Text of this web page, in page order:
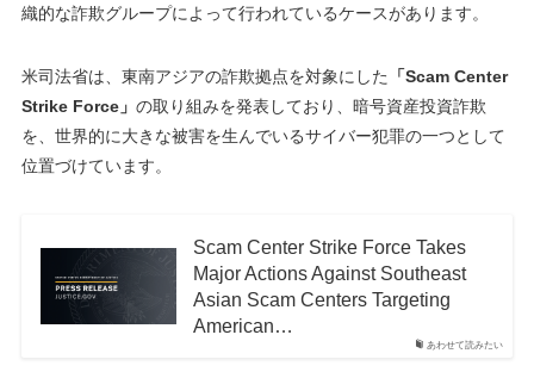
織的な詐欺グループによって行われているケースがあります。
米司法省は、東南アジアの詐欺拠点を対象にした
「Scam Center
Strike Force」 の取り組みを発表しており、暗号資産投資詐欺
を、世界的に大きな被害を生んでいるサイバー犯罪の一つとして
位置づけています。
あわせて読みたい
Scam Center Strike Force Takes
Major Actions Against Southeast
Asian Scam Centers Targeting
American…